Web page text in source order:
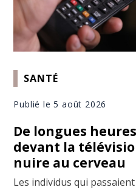
SANTÉ
Publié le 5 août 2026
De longues
devant la
nuire au cerveau
Les individus qui